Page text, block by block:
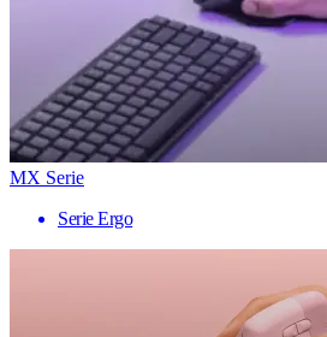
MX Serie
Serie Ergo